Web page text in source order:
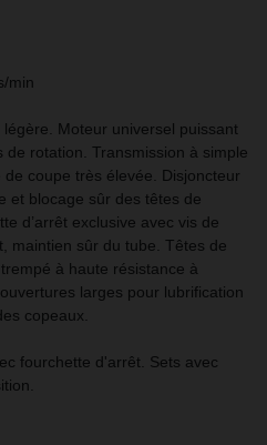
min
Moteur universel puissant
rotation. Transmission à simple
coupe très élevée. Disjoncteur
et blocage sûr des têtes de
d’arrêt exclusive avec vis de
maintien sûr du tube. Têtes de
à haute résistance à
larges pour lubrification
copeaux.
fourchette d'arrêt. Sets avec